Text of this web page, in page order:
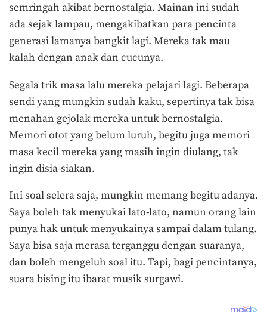
semringah akibat bernostalgia. Mainan ini sudah
ada sejak lampau, mengakibatkan para pencinta
generasi lamanya bangkit lagi. Mereka tak mau
kalah dengan anak dan cucunya.
Segala trik masa lalu mereka pelajari lagi. Beberapa
sendi yang mungkin sudah kaku, sepertinya tak bisa
menahan gejolak mereka untuk bernostalgia.
Memori otot yang belum luruh, begitu juga memori
masa kecil mereka yang masih ingin diulang, tak
ingin disia-siakan.
Ini soal selera saja, mungkin memang begitu adanya.
Saya boleh tak menyukai lato-lato, namun orang lain
punya hak untuk menyukainya sampai dalam tulang.
Saya bisa saja merasa terganggu dengan suaranya,
dan boleh mengeluh soal itu. Tapi, bagi pencintanya,
suara bising itu ibarat musik surgawi.